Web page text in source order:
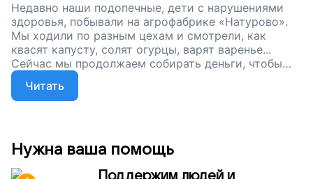
Недавно наши подопечные, дети с нарушениями
здоровья, побывали на агрофабрике «Натурово».
Мы ходили по разным цехам и смотрели, как
квасят капусту, солят огурцы, варят варенье...
Сейчас мы продолжаем собирать деньги, чтобы
дети с серьезными заболеваниями могли изучать
мир, в котором мы живем. Помогите нашим
подопечным найти ответы на все вопросы,
Читать
Нужна ваша помощь